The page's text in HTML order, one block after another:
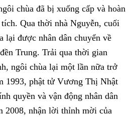
chùa đã bị xuống cấp và hoàn
Qua thời nhà Nguyễn, cuối
được nhân dân chuyển về
Trung. Trải qua thời gian
ngôi chùa lại một lần nữa trở
1993, phật tử Vương Thị Nhật
quyền và vận động nhân dân
2008, nhận lời thỉnh mời của